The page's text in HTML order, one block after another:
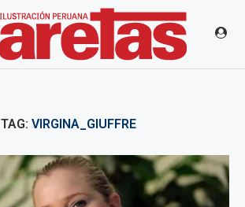
TAG: VIRGINA_GIUFFRE